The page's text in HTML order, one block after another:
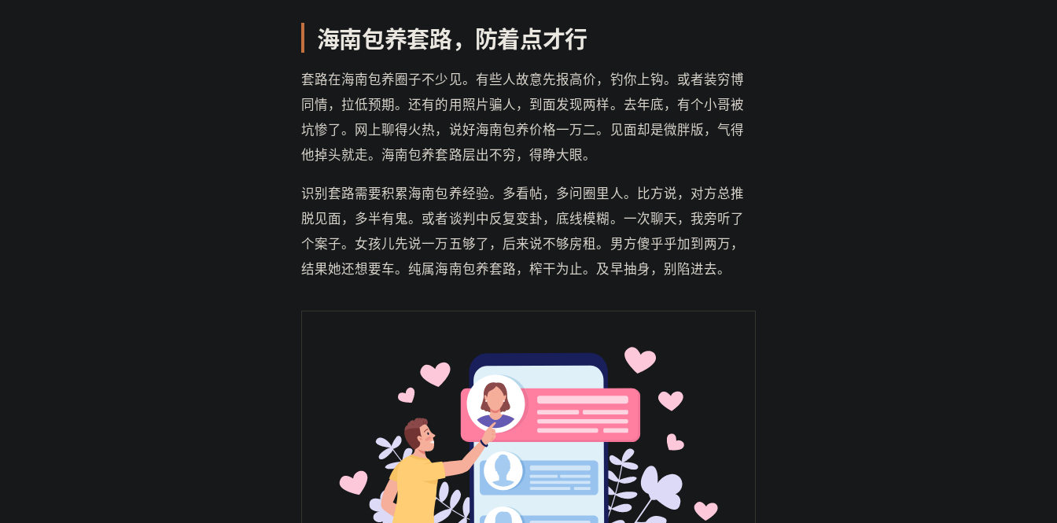
海南包养套路，防着点才行
套路在海南包养圈子不少见。有些人故意先报高价，钓你上钩。或者装穷博
同情，拉低预期。还有的用照片骗人，到面发现两样。去年底，有个小哥被
坑惨了。网上聊得火热，说好海南包养价格一万二。见面却是微胖版，气得
他掉头就走。海南包养套路层出不穷，得睁大眼。
识别套路需要积累海南包养经验。多看帖，多问圈里人。比方说，对方总推
脱见面，多半有鬼。或者谈判中反复变卦，底线模糊。一次聊天，我旁听了
个案子。女孩儿先说一万五够了，后来说不够房租。男方傻乎乎加到两万，
结果她还想要车。纯属海南包养套路，榨干为止。及早抽身，别陷进去。